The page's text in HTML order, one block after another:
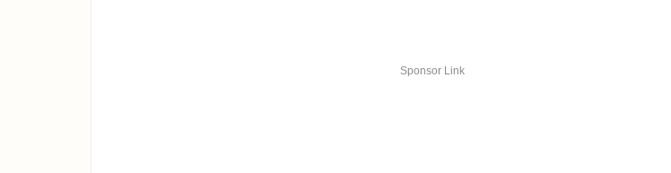
Sponsor Link